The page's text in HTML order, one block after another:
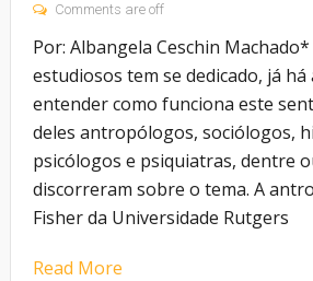
Comments are off
Por: Albangela Ceschin
estudiosos tem se dedicado, já
entender como funciona este
deles antropólogos, sociólogos,
psicólogos e psiquiatras, dentre
discorreram sobre o tema. A
Fisher da Universidade Rutgers
Read More